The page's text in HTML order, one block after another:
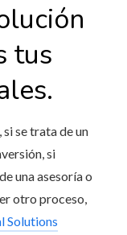
tus
se trata de un
si
una asesoría o
otro proceso,
Solutions